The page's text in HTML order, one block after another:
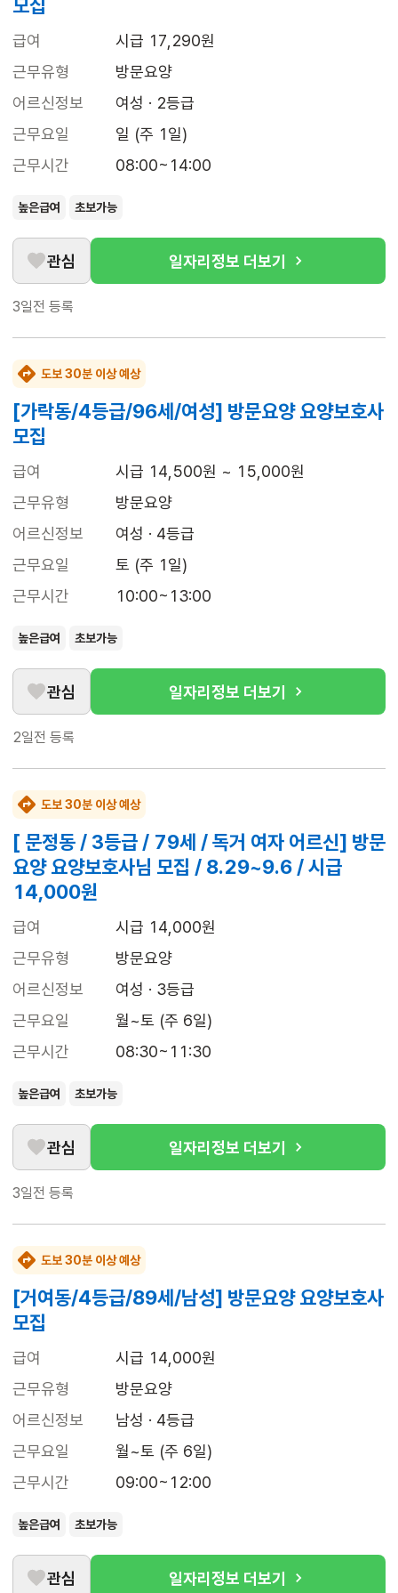
모집
급여
시급 17,290원
근무유형
방문요양
어르신정보
여성 · 2등급
근무요일
일 (주 1일)
근무시간
08:00~14:00
높은급여 초보가능
관심 일자리정보 더보기
3일전 등록
도보 30분 이상 예상
[가락동/4등급/96세/여성] 방문요양 요양보호사
모집
급여
시급 14,500원 ~ 15,000원
근무유형
방문요양
어르신정보
여성 · 4등급
근무요일
토 (주 1일)
근무시간
10:00~13:00
높은급여 초보가능
관심 일자리정보 더보기
2일전 등록
도보 30분 이상 예상
[ 문정동 / 3등급 / 79세 / 독거 여자 어르신] 방문
요양 요양보호사님 모집 / 8.29~9.6 / 시급
14,000원
급여
시급 14,000원
근무유형
방문요양
어르신정보
여성 · 3등급
근무요일
월~토 (주 6일)
근무시간
08:30~11:30
높은급여 초보가능
관심 일자리정보 더보기
3일전 등록
도보 30분 이상 예상
[거여동/4등급/89세/남성] 방문요양 요양보호사
모집
급여
시급 14,000원
근무유형
방문요양
어르신정보
남성 · 4등급
근무요일
월~토 (주 6일)
근무시간
09:00~12:00
높은급여 초보가능
관심 일자리정보 더보기